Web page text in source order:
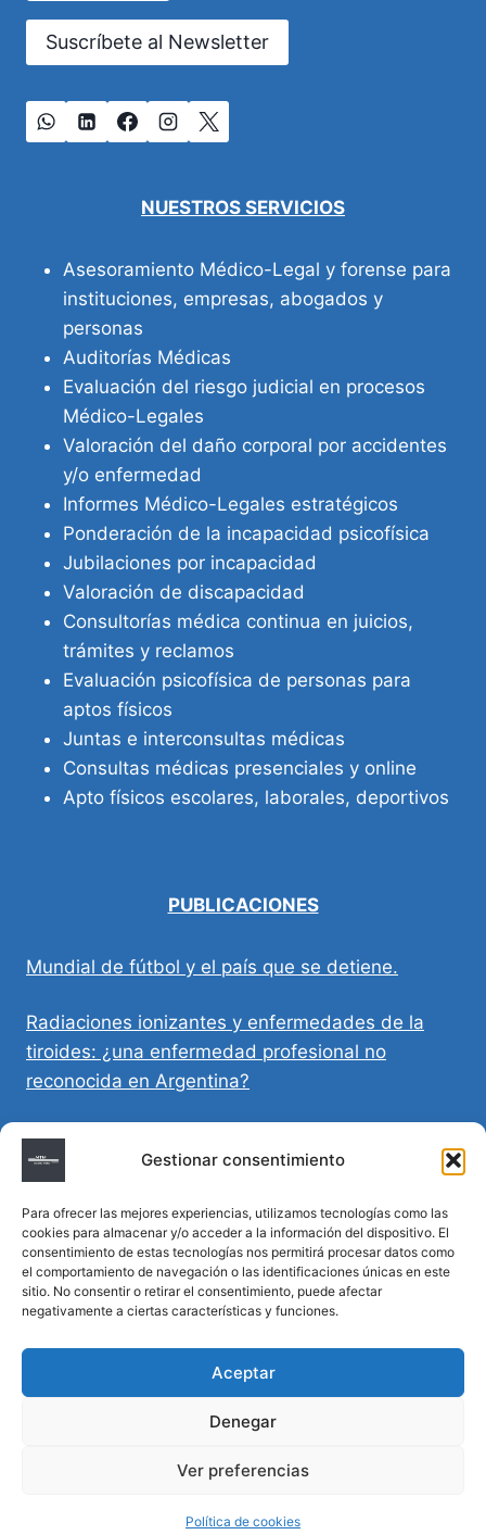
Gestionar consentimiento
Para ofrecer las mejores experiencias, utilizamos tecnologías como las
cookies para almacenar y/o acceder a la información del dispositivo. El
consentimiento de estas tecnologías nos permitirá procesar datos como
el comportamiento de navegación o las identificaciones únicas en este
sitio. No consentir o retirar el consentimiento, puede afectar
negativamente a ciertas características y funciones.
Aceptar
Denegar
Ver preferencias
Política de cookies
Suscríbete al Newsletter
NUESTROS SERVICIOS
Asesoramiento Médico-Legal y forense para
instituciones, empresas, abogados y
personas
Auditorías Médicas
Evaluación del riesgo judicial en procesos
Médico-Legales
Valoración del daño corporal por accidentes
y/o enfermedad
Informes Médico-Legales estratégicos
Ponderación de la incapacidad psicofísica
Jubilaciones por incapacidad
Valoración de discapacidad
Consultorías médica continua en juicios,
trámites y reclamos
Evaluación psicofísica de personas para
aptos físicos
Juntas e interconsultas médicas
Consultas médicas presenciales y online
Apto físicos escolares, laborales, deportivos
PUBLICACIONES
Mundial de fútbol y el país que se detiene.
Radiaciones ionizantes y enfermedades de la
tiroides: ¿una enfermedad profesional no
reconocida en Argentina?
Directivas Médicas Anticipadas en Córdoba:
requisitos, registro y validez legal
Sumar vida a los años: decálogo para un
envejecimiento saludable
Determinación de la hora de muerte en
derechos reservados